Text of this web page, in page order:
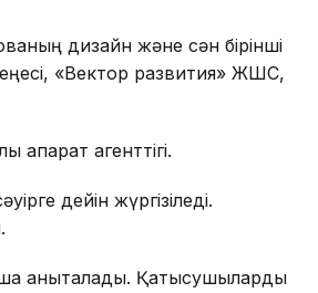
дизайн және сән бірінші
кеңесі, «Вектор развития» ЖШС,
ақпарат агенттігі.
дейін жүргізіледі.
анықталады. Қатысушыларды